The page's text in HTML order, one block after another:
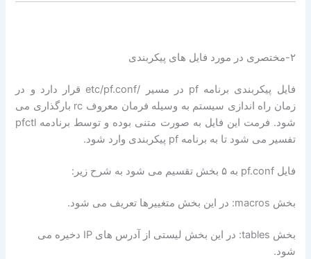
۲-مختصری در مورد فایل های پیکربندی
فایل پیکربندی برنامه pf در مسیر /etc/pf.conf قرار دارد و در
زمان راه اندازی سیستم به وسیله فرمان معروف rc بارگذاری می
شود. فرمت این فایل به صورت متنی بوده و توسط برنادمه pfctl
تفسیر می شود تا به برنامه pf پیکربندی وارد شود.
فایل pf.conf به ۵ بخش تقسیم می شود به شرح زیر:
بخش macros: در این بخش متغییرها تعریف می شود.
بخش tables: در این بخش لیستی از آدرس های IP دخیره می
شود.